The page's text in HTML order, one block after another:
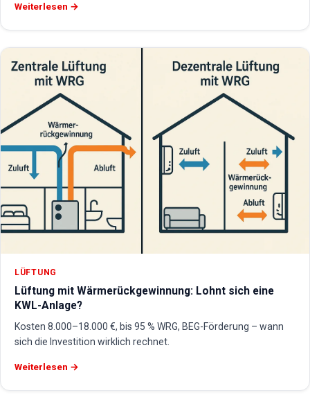
Weiterlesen →
LÜFTUNG
Lüftung mit Wärmerückgewinnung: Lohnt sich eine
KWL-Anlage?
Kosten 8.000–18.000 €, bis 95 % WRG, BEG-Förderung – wann
sich die Investition wirklich rechnet.
Weiterlesen →